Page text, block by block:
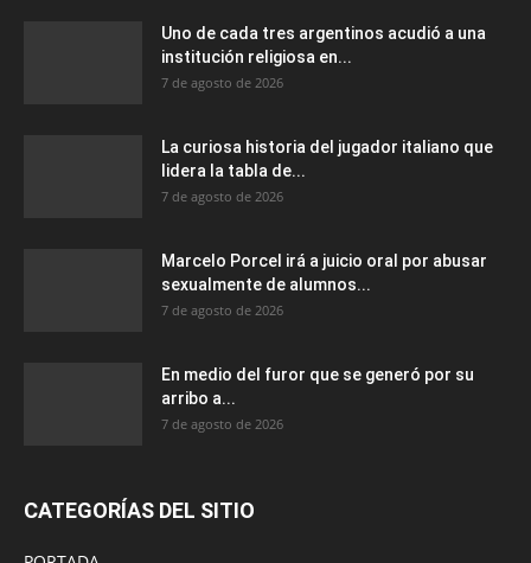
Uno de cada tres argentinos acudió a una
institución religiosa en...
7 de agosto de 2026
La curiosa historia del jugador italiano que
lidera la tabla de...
7 de agosto de 2026
Marcelo Porcel irá a juicio oral por abusar
sexualmente de alumnos...
7 de agosto de 2026
En medio del furor que se generó por su
arribo a...
7 de agosto de 2026
CATEGORÍAS DEL SITIO